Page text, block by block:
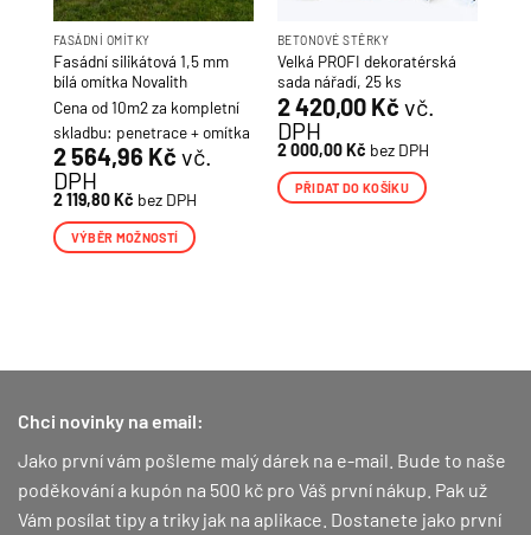
FASÁDNÍ OMÍTKY
Fasádní silikátová 1,5 mm
bílá omítka Novalith
Cena od 10m2 za kompletní
skladbu: penetrace + omítka
2 564,96 Kč vč.
DPH
2 119,80Kč bez DPH
VÝBĚR MOŽNOSTÍ
lze
na
stránce
produktu
BETONOVÉ STĚRKY
Velká PROFI dekoratérská
sada nářadí, 25 ks
2 420,00 Kč vč.
DPH
2 000,00Kč bez DPH
PŘIDAT DO KOŠÍKU
Chci novinky na email:
Jako první vám pošleme malý dárek na e-mail. Bude to naše
poděkování a kupón na 500 kč pro Váš první nákup. Pak už
Vám posílat tipy a triky jak na aplikace. Dostanete jako první